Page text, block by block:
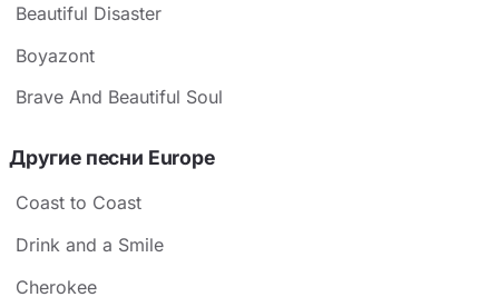
Beautiful Disaster
Boyazont
Brave And Beautiful Soul
Другие песни Europe
Coast to Coast
Drink and a Smile
Cherokee